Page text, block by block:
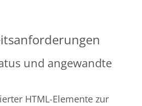
und angewandte
HTML-Elemente zur